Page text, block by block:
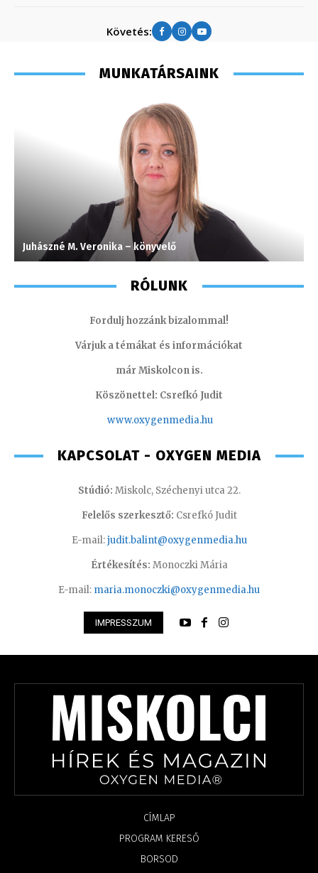
Követés:
MUNKATÁRSAINK
Juhászné M. Veronika – könyvelő
RÓLUNK
Fordulj hozzánk bizalommal!
Várjuk a témákat és információkat
már Miskolcon is.
Köszönettel: Csrefkó Judit
www.oxygenmedia.hu
KAPCSOLAT - OXYGEN MEDIA
Stúdió: Miskolc, Széchenyi utca 22.
Felelős szerkesztő: Csrefkó Judit
E-mail:judit.balint@oxygenmedia.hu
Értékesítés: Monoczki Mária
E-mail: maria.monoczki@oxygenmedia.hu
IMPRESSZUM
CÍMLAP
PROGRAM KERESŐ
BORSOD